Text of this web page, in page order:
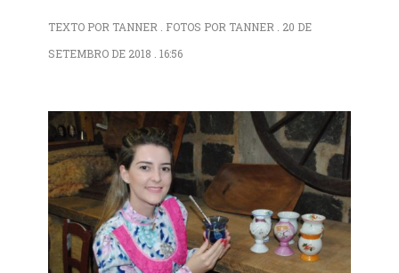
TEXTO POR TANNER . FOTOS POR TANNER . 20 DE
SETEMBRO DE 2018 . 16:56